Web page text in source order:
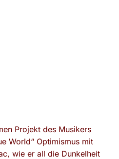
Projekt des Musikers
World“ Optimismus mit
wie er all die Dunkelheit